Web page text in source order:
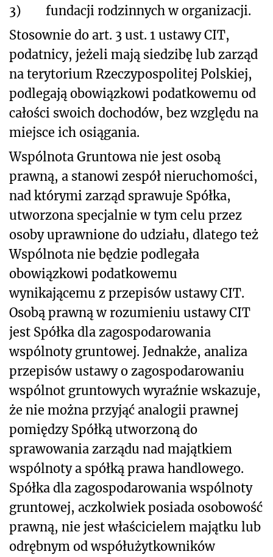
3)
fundacji rodzinnych w organizacji.
Stosownie do art. 3 ust. 1 ustawy CIT,
podatnicy, jeżeli mają siedzibę lub zarząd
na terytorium Rzeczypospolitej Polskiej,
podlegają obowiązkowi podatkowemu od
całości swoich dochodów, bez względu na
miejsce ich osiągania.
Wspólnota Gruntowa nie jest osobą
prawną, a stanowi zespół nieruchomości,
nad którymi zarząd sprawuje Spółka,
utworzona specjalnie w tym celu przez
osoby uprawnione do udziału, dlatego też
Wspólnota nie będzie podlegała
obowiązkowi podatkowemu
wynikającemu z przepisów ustawy CIT.
Osobą prawną w rozumieniu ustawy CIT
jest Spółka dla zagospodarowania
wspólnoty gruntowej. Jednakże, analiza
przepisów ustawy o zagospodarowaniu
wspólnot gruntowych wyraźnie wskazuje,
że nie można przyjąć analogii prawnej
pomiędzy Spółką utworzoną do
sprawowania zarządu nad majątkiem
wspólnoty a spółką prawa handlowego.
Spółka dla zagospodarowania wspólnoty
gruntowej, aczkolwiek posiada osobowość
prawną, nie jest właścicielem majątku lub
odrębnym od współużytkowników